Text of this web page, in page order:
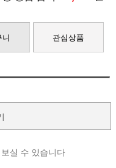
니 관심상품
실 수 있습니다